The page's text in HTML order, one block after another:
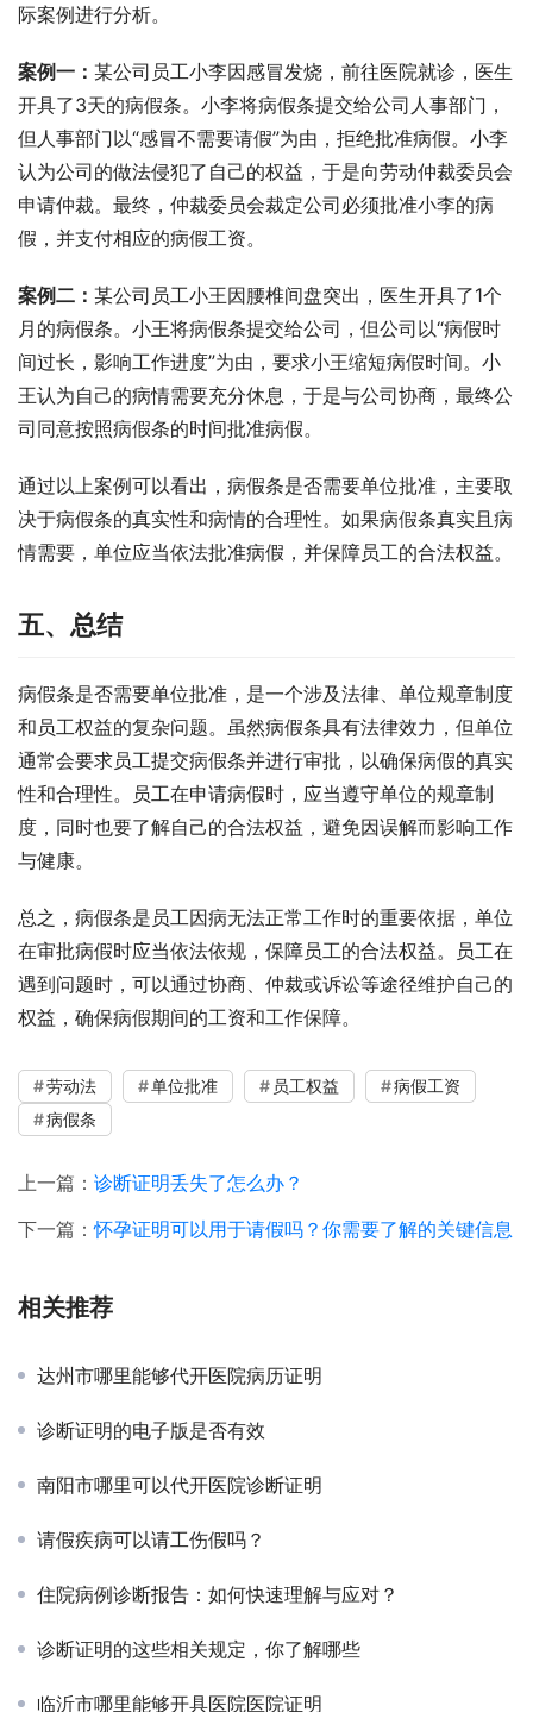
际案例进行分析。
案例一： 某公司员工小李因感冒发烧，前往医院就诊，医生
开具了3天的病假条。小李将病假条提交给公司人事部门，
但人事部门以“感冒不需要请假”为由，拒绝批准病假。小李
认为公司的做法侵犯了自己的权益，于是向劳动仲裁委员会
申请仲裁。最终，仲裁委员会裁定公司必须批准小李的病
假，并支付相应的病假工资。
案例二： 某公司员工小王因腰椎间盘突出，医生开具了1个
月的病假条。小王将病假条提交给公司，但公司以“病假时
间过长，影响工作进度”为由，要求小王缩短病假时间。小
王认为自己的病情需要充分休息，于是与公司协商，最终公
司同意按照病假条的时间批准病假。
通过以上案例可以看出，病假条是否需要单位批准，主要取
决于病假条的真实性和病情的合理性。如果病假条真实且病
情需要，单位应当依法批准病假，并保障员工的合法权益。
五、总结
病假条是否需要单位批准，是一个涉及法律、单位规章制度
和员工权益的复杂问题。虽然病假条具有法律效力，但单位
通常会要求员工提交病假条并进行审批，以确保病假的真实
性和合理性。员工在申请病假时，应当遵守单位的规章制
度，同时也要了解自己的合法权益，避免因误解而影响工作
与健康。
总之，病假条是员工因病无法正常工作时的重要依据，单位
在审批病假时应当依法依规，保障员工的合法权益。员工在
遇到问题时，可以通过协商、仲裁或诉讼等途径维护自己的
权益，确保病假期间的工资和工作保障。
劳动法 单位批准 员工权益
病假工资
病假条
上一篇： 诊断证明丢失了怎么办？
下一篇：怀孕证明可以用于请假吗？你需要了解的关键信息
相关推荐
达州市哪里能够代开医院病历证明
诊断证明的电子版是否有效
南阳市哪里可以代开医院诊断证明
请假疾病可以请工伤假吗？
住院病例诊断报告：如何快速理解与应对？
诊断证明的这些相关规定，你了解哪些
临沂市哪里能够开具医院医院证明